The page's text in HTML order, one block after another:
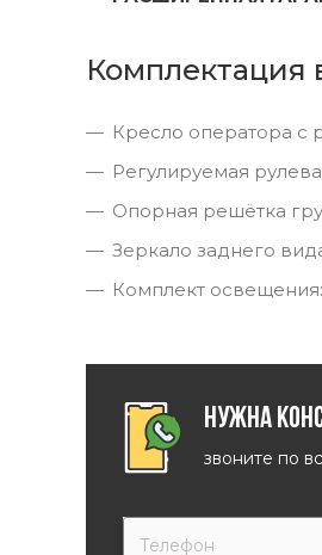
Комплектация
Кресло оператора с
Регулируемая
Опорная решётка
Зеркало заднего
Комплект
Нужна
звоните по